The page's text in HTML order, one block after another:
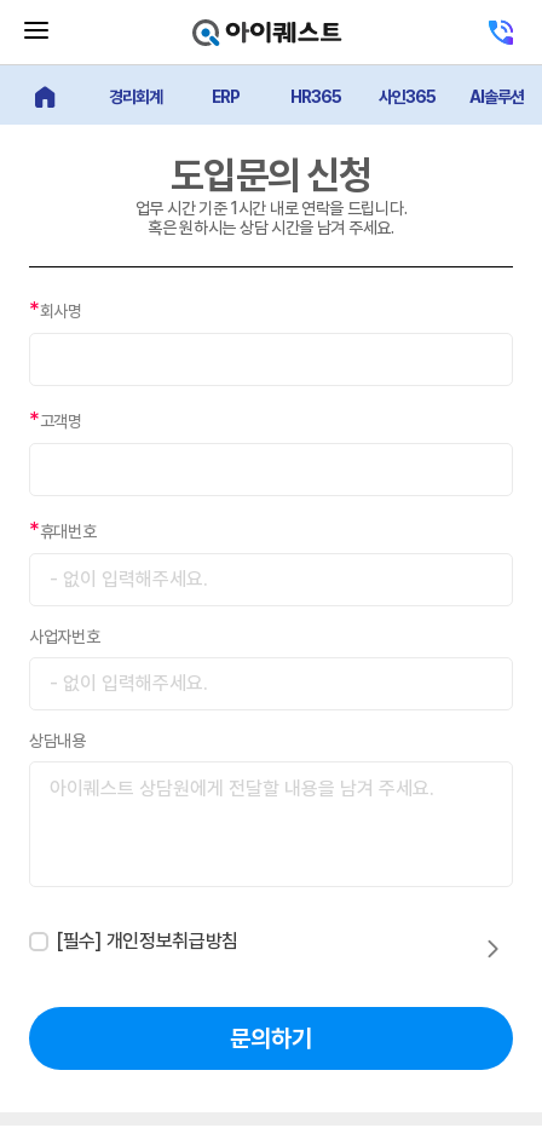
기
버
튼
센
터
얼마에요 메인경리회계 ERP HR365 사인365 AI솔루션
도입문의 신청
업무 시간 기준 1시간 내로 연락을 드립니다.
혹은 원하시는 상담 시간을 남겨 주세요.
*회사명
*고객명
*휴대번호
사업자번호
상담내용
[필수] 개인정보취급방침
문의하기